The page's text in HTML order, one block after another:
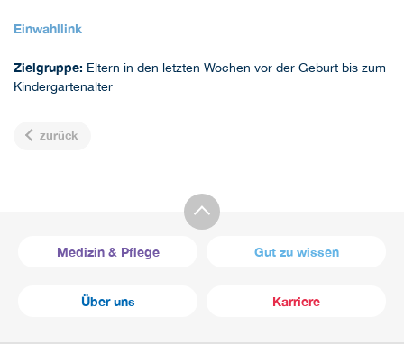
Einwahllink
Zielgruppe: Eltern in den letzten Wochen vor der Geburt bis zum
Kindergartenalter
zurück
Medizin & Pflege Gut zu wissen
Über uns Karriere